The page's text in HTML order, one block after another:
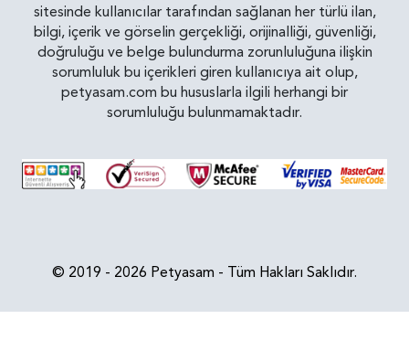
sitesinde kullanıcılar tarafından sağlanan her türlü ilan,
bilgi, içerik ve görselin gerçekliği, orijinalliği, güvenliği,
doğruluğu ve belge bulundurma zorunluluğuna ilişkin
sorumluluk bu içerikleri giren kullanıcıya ait olup,
petyasam.com bu hususlarla ilgili herhangi bir
sorumluluğu bulunmamaktadır.
© 2019 - 2026 Petyasam - Tüm Hakları Saklıdır.